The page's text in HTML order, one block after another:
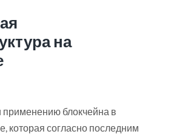
на
блокчейна в
которая согласно последним